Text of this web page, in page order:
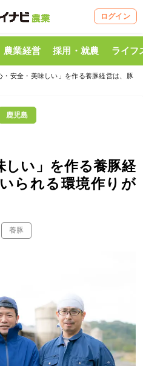
ログイン
農業経営 採用・就農 ライフ
・安全・美味しい」を作る養豚経営は、豚
鹿児島
しい」を作る養豚経
られる環境作りが
養豚